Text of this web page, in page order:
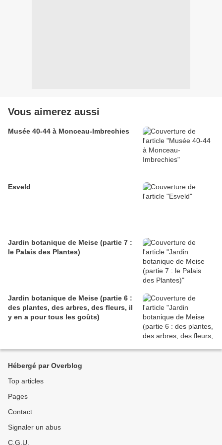
Vous aimerez aussi
Musée 40-44 à Monceau-Imbrechies
Esveld
Jardin botanique de Meise (partie 7 :
le Palais des Plantes)
Jardin botanique de Meise (partie 6 :
des plantes, des arbres, des fleurs, il
y en a pour tous les goûts)
Hébergé par Overblog
Top articles
Pages
Contact
Signaler un abus
C.G.U.